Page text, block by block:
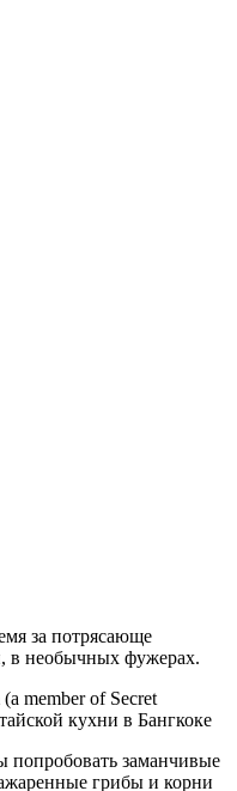
за потрясающе
в необычных фужерах.
попробовать заманчивые
грибы и корни